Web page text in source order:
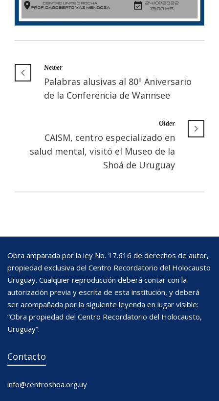
Newer
Palabras alusivas al 80º Aniversario
de la Conferencia de Wannsee
Older
CAISM, centro especializado en
salud mental, visitó el Museo de la
Shoá de Uruguay
Obra amparada por la ley No. 17.616 de derechos de autor,
propiedad exclusiva del Centro Recordatorio del Holocausto
Uruguay. Cualquier reproducción deberá contar con la
autorización previa y escrita de esta institución, y deberá
ser acompañada por la siguiente leyenda en lugar visible:
“Obra propiedad del Centro Recordatorio del Holocausto,
Uruguay”.
Contacto
info@centroshoa.org.uy